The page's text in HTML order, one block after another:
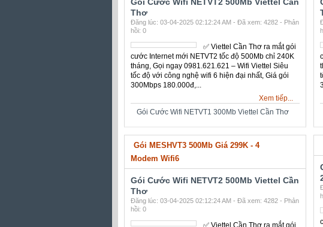
Modem Wifi6
Gói Cước Wifi NETVT2 500Mb Viettel Cần
Thơ
Đăng lúc: 03-04-2025 02:12:24 AM - Đã xem: 4282 - Phản
hồi: 0
✅ ‎Viettel Cần Thơ ra mắt gói
tốc độ 500Mb chỉ 240K
tháng, Gọi ngay
0981.621.621 – Wifi Viettel
wifi 6 hiện đại nhất, Giá gói
300Mbps 180.000đ,...
Gói Cước Wifi NETVT1 300Mb Viettel Cần Thơ
Gói MESHVT3 500Mb Giá 299K - 4